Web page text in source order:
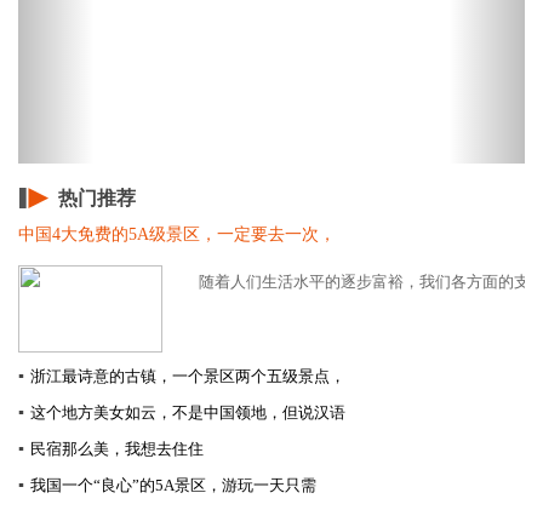
热门推荐
中国4大免费的5A级景区，一定要去一次，
随着人们生活水平的逐步富裕，我们各方面的支
▪ 浙江最诗意的古镇，一个景区两个五级景点，
▪ 这个地方美女如云，不是中国领地，但说汉语
▪ 民宿那么美，我想去住住
▪ 我国一个“良心”的5A景区，游玩一天只需